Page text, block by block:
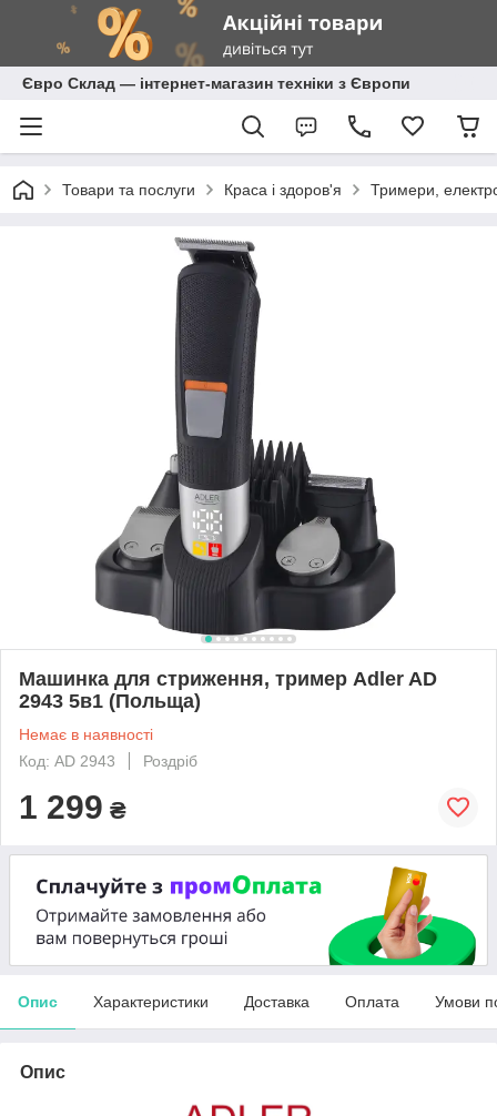
Євро Склад — інтернет-магазин техніки з Європи
Товари та послуги Краса і здоров'я Тримери,
Машинка для стриження, тример Adler AD
2943 5в1 (Польща)
Немає в наявності
Код: AD 2943
Роздріб
1 299 ₴
Опис Характеристики Доставка Оплата Умови
Опис